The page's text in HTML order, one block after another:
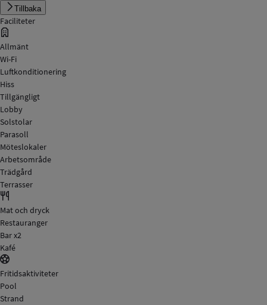
Tillbaka
Faciliteter
Allmänt
Wi-Fi
Luftkonditionering
Hiss
Tillgängligt
Lobby
Solstolar
Parasoll
Möteslokaler
Arbetsområde
Trädgård
Terrasser
Mat och dryck
Restauranger
Bar x2
Kafé
Fritidsaktiviteter
Pool
Strand